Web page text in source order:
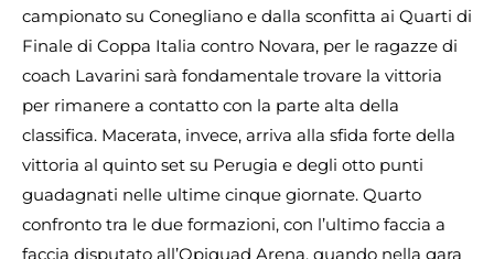
campionato su Conegliano e dalla sconfitta ai Quarti di
Finale di Coppa Italia contro Novara, per le ragazze di
coach Lavarini sarà fondamentale trovare la vittoria
per rimanere a contatto con la parte alta della
classifica. Macerata, invece, arriva alla sfida forte della
vittoria al quinto set su Perugia e degli otto punti
guadagnati nelle ultime cinque giornate. Quarto
confronto tra le due formazioni, con l’ultimo faccia a
faccia disputato all’Opiquad Arena, quando nella gara